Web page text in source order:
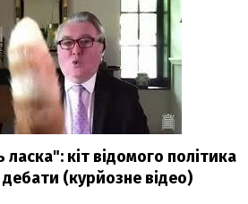
ласка": кіт відомого політика
(курйозне відео)